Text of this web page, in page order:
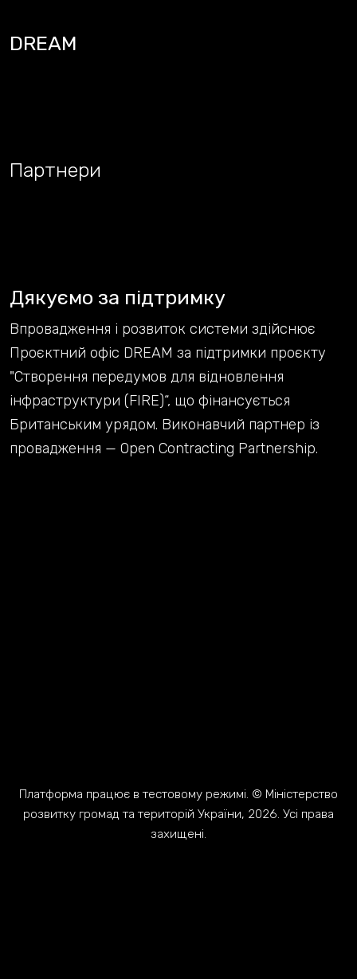
Дякуємо за підтримку
Платформа працює в тестовому режимі. © Міністерство
розвитку громад та територій України, 2026. Усі права
захищені.
Партнери
DREAM
Впровадження і розвиток системи здійснює
Проєктний офіс DREAM за підтримки проєкту
"Створення передумов для відновлення
інфраструктури (FIRE)“, що фінансується
Британським урядом. Виконавчий партнер із
провадження — Open Contracting Partnership.